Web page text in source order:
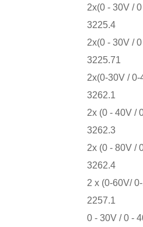
2x(0 - 30V /
3225.4
2x(0 - 30V /
3225.71
2x(0-30V /
3262.1
2x (0 - 40V /
3262.3
2x (0 - 80V /
3262.4
2 x (0-60V/
2257.1
0 - 30V / 0 -